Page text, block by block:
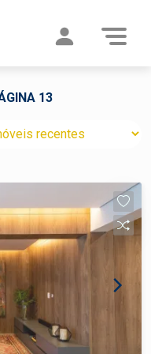
13